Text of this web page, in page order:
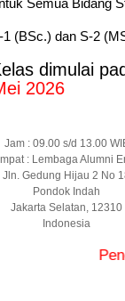
1 (BSc.) dan S-2
dimulai
Jam : 09.00 s/d 13.00
: Lembaga Alumni
Jln. Gedung Hijau 2 No
Pondok Indah
Jakarta Selatan, 12310
Indonesia